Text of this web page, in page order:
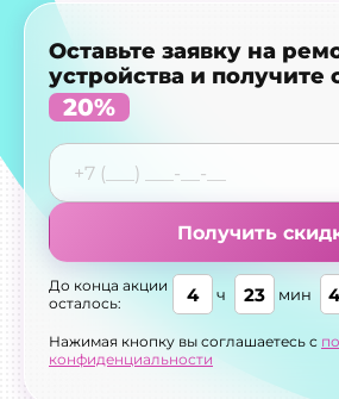
Оставьте заявку на
устройства и получите
20%
Получить
До конца акции
осталось:
4 ч 23 мин
Нажимая кнопку вы соглашаетесь с
конфиденциальности